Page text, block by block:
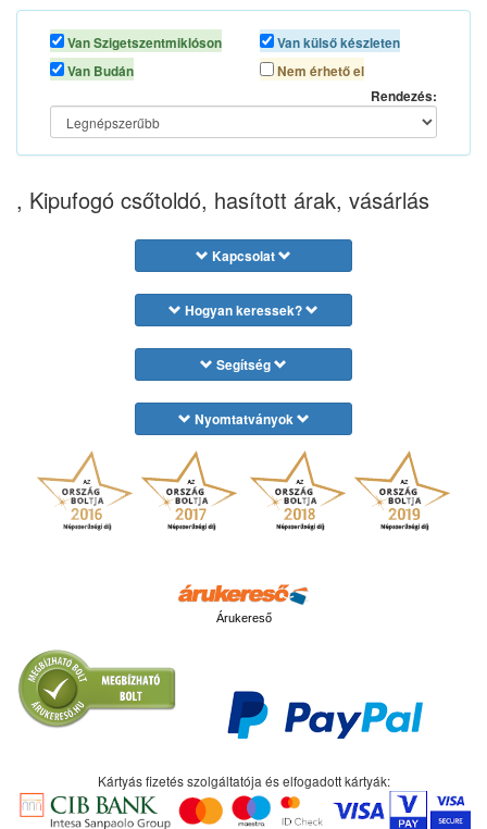
Van Szigetszentmiklóson
Van Budán
Van külső készleten
Nem érhető el
Rendezés:
, Kipufogó csőtoldó, hasított árak, vásárlás
Kapcsolat
Hogyan keressek?
Segítség
Nyomtatványok
Árukereső
Kártyás fizetés szolgáltatója és elfogadott kártyák: